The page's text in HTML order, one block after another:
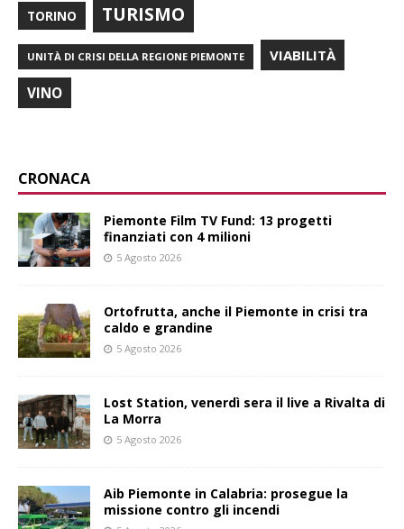
TORINO TURISMO
UNITÀ DI CRISI DELLA REGIONE PIEMONTE VIABILITÀ
VINO
CRONACA
Piemonte Film TV Fund: 13 progetti
finanziati con 4 milioni
5 Agosto 2026
Ortofrutta, anche il Piemonte in crisi tra
caldo e grandine
5 Agosto 2026
Lost Station, venerdì sera il live a Rivalta di
La Morra
5 Agosto 2026
Aib Piemonte in Calabria: prosegue la
missione contro gli incendi